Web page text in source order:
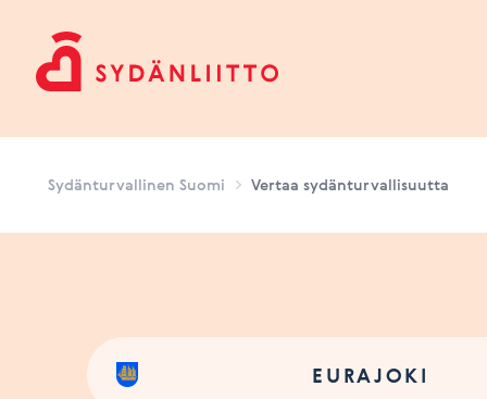
Sydänturvallinen Suomi Vertaa sydänturvallisuutta
EURAJOKI